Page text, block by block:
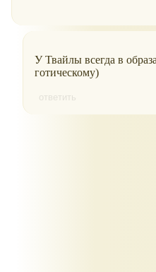
У Твайлы всегда в
готическому)
ответить